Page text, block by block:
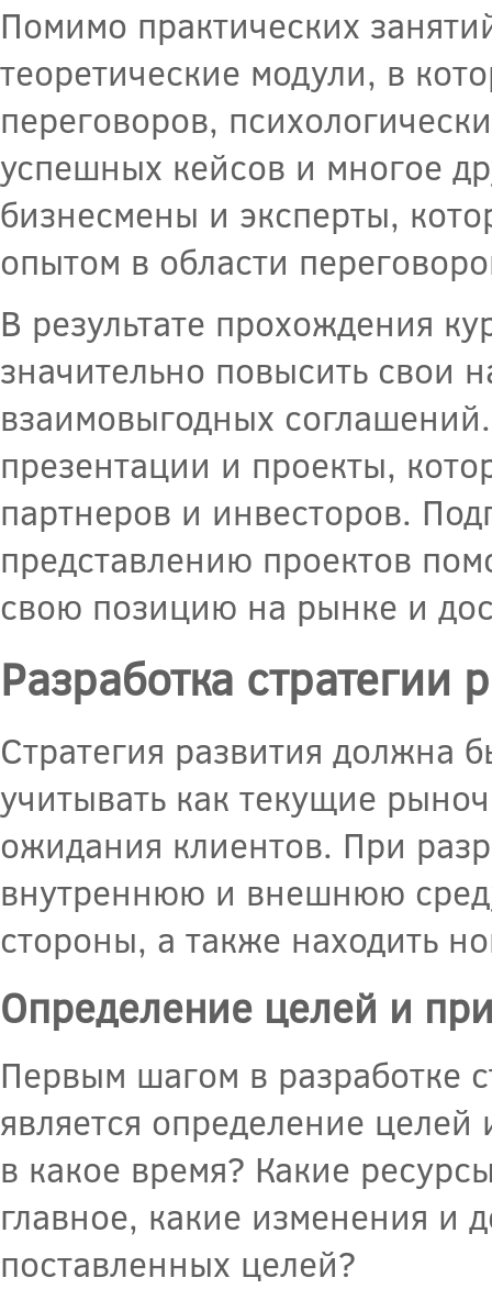
Помимо практических
теоретические модули, в
переговоров,
успешных кейсов и многое
бизнесмены и эксперты,
опытом в области
В результате прохождения
значительно повысить свои
взаимовыгодных
презентации и проекты,
партнеров и инвесторов.
представлению проектов
свою позицию на рынке и
Разработка
Стратегия развития должна
учитывать как текущие
ожидания клиентов. При
внутреннюю и внешнюю
стороны, а также находить
Определение целей и
Первым шагом в разработке
является определение
в какое время? Какие
главное, какие изменения и
поставленных целей?